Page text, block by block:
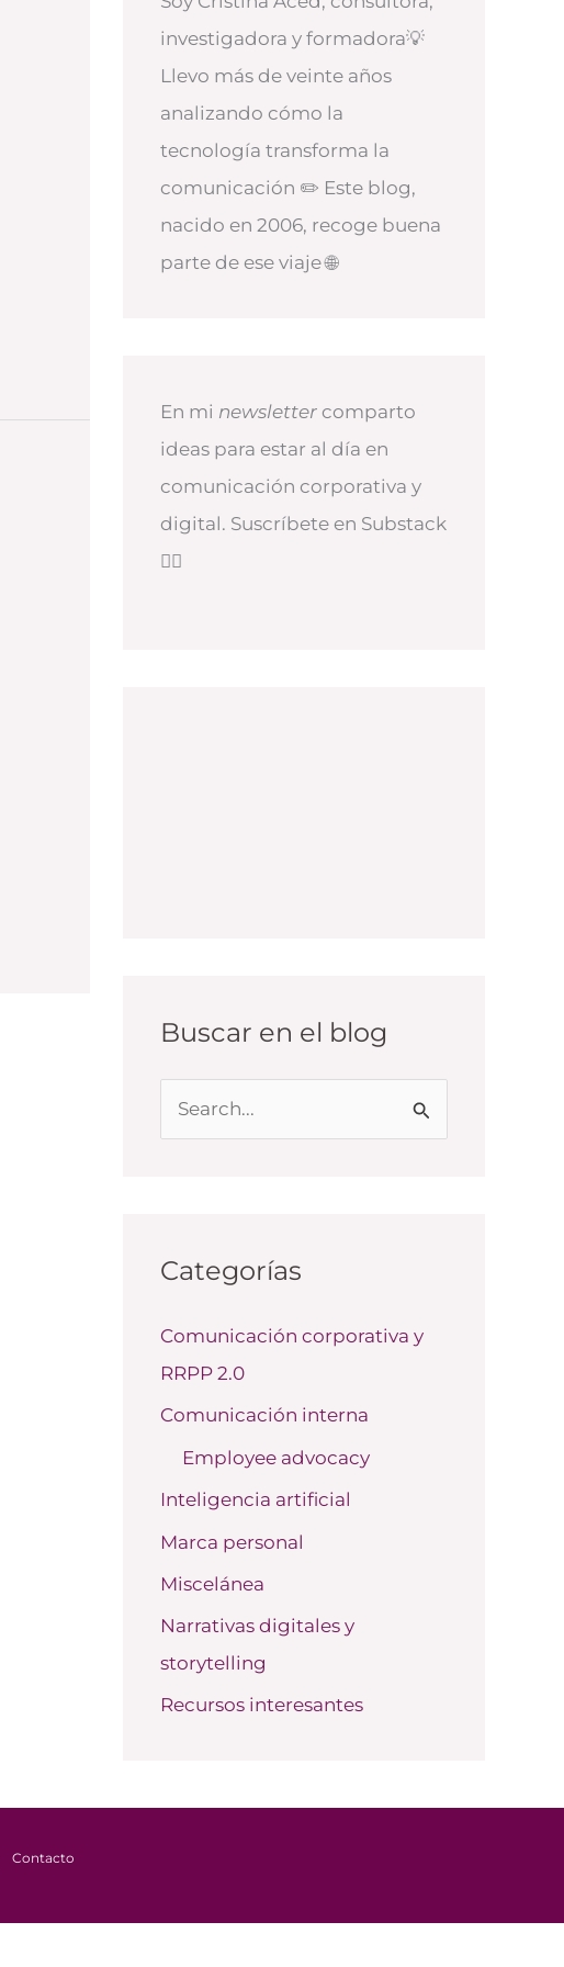
investigadora y formadora💡
Llevo más de veinte años
analizando cómo la
tecnología transforma la
comunicación ✏️ Este blog,
nacido en 2006, recoge buena
parte de ese viaje 🌐
En mi newsletter comparto
ideas para estar al día en
comunicación corporativa y
digital. Suscríbete en Substack
👇🏻
Buscar en el blog
a
p
o
r
Categorías
Comunicación corporativa y
RRPP 2.0
Comunicación interna
Employee advocacy
Inteligencia artificial
Marca personal
Miscelánea
Narrativas digitales y
storytelling
Recursos interesantes
Contacto